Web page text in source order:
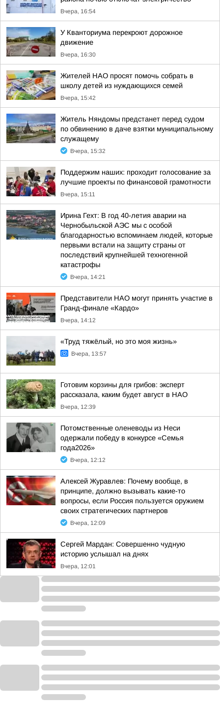
Вчера, 16:54
У Кванториума перекроют дорожное
движение
Вчера, 16:30
Жителей НАО просят помочь собрать в
школу детей из нуждающихся семей
Вчера, 15:42
Житель Няндомы предстанет перед судом
по обвинению в даче взятки муниципальному
служащему
Вчера, 15:32
Поддержим наших: проходит голосование за
лучшие проекты по финансовой грамотности
Вчера, 15:11
Ирина Гехт: В год 40-летия аварии на
Чернобыльской АЭС мы с особой
благодарностью вспоминаем людей, которые
первыми встали на защиту страны от
последствий крупнейшей техногенной
катастрофы
Вчера, 14:21
Представители НАО могут принять участие в
Гранд-финале «Кардо»
Вчера, 14:12
«Труд тяжёлый, но это моя жизнь»
Вчера, 13:57
Готовим корзины для грибов: эксперт
рассказала, каким будет август в НАО
Вчера, 12:39
Потомственные оленеводы из Неси
одержали победу в конкурсе «Семья
года2026»
Вчера, 12:12
Алексей Журавлев: Почему вообще, в
принципе, должно вызывать какие-то
вопросы, если Россия пользуется оружием
своих стратегических партнеров
Вчера, 12:09
Сергей Мардан: Совершенно чудную
историю услышал на днях
Вчера, 12:01